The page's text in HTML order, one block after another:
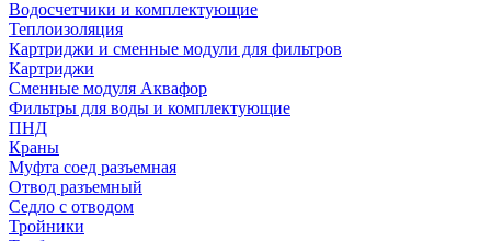
Водосчетчики и комплектующие
Теплоизоляция
Картриджи и сменные модули для фильтров
Картриджи
Сменные модуля Аквафор
Фильтры для воды и комплектующие
ПНД
Краны
Муфта соед разъемная
Отвод разъемный
Седло с отводом
Тройники